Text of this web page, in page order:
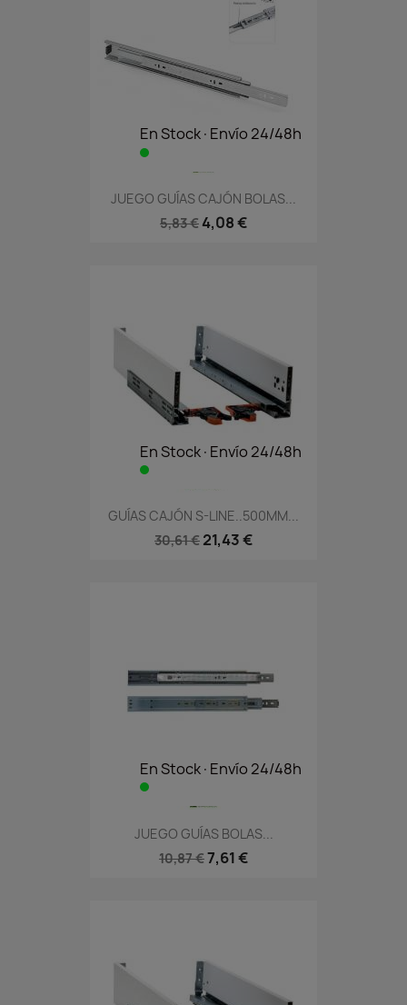
En Stock·Envío 24/48h
JUEGO GUÍAS CAJÓN BOLAS...
5,83 € 4,08 €
En Stock·Envío 24/48h
GUÍAS CAJÓN S-LINE..500MM...
30,61 € 21,43 €
En Stock·Envío 24/48h
JUEGO GUÍAS BOLAS...
10,87 €7,61 €